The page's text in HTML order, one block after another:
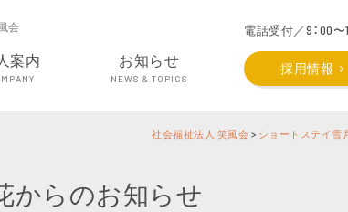
会
案内 お知らせ
NEWS & TOPICS
電話受付／9：00〜
採用情報
社会福祉法人 笑風会 > ショートステイ雪
からのお知らせ